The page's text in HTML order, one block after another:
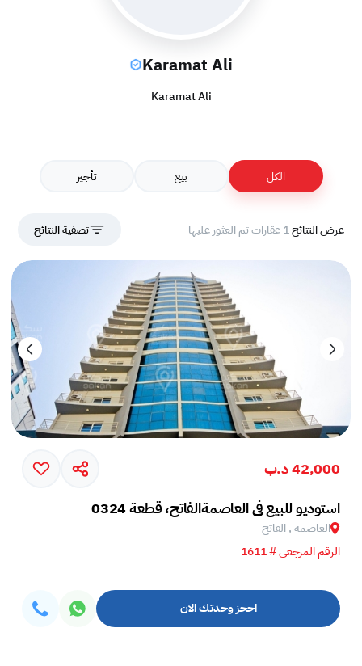
Karamat Ali
Karamat Ali
الكل بيع تأجير
عرض النتائج1 عقارات تم العثور عليها تصفية النتائج
42,000 د.ب
استوديو للبيع في العاصمةالفاتح، قطعة 0324
العاصمة , الفاتح
الرقم المرجعي # 1611
احجز وحدتك الان